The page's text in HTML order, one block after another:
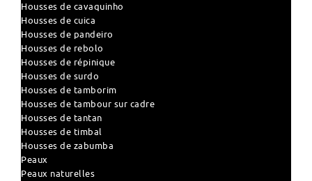
Housses de cavaquinho
Housses de cuica
Housses de pandeiro
Housses de rebolo
Housses de répinique
Housses de surdo
Housses de tamborim
Housses de tambour sur cadre
Housses de tantan
Housses de timbal
Housses de zabumba
Peaux
Peaux naturelles